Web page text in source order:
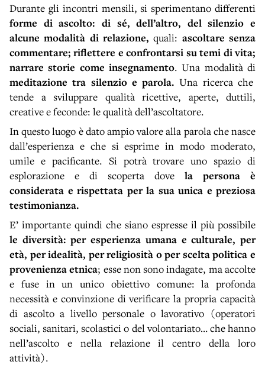
Durante gli incontri mensili, si sperimentano differenti
forme di ascolto: di sé, dell’altro, del silenzio e
alcune modalità di relazione,quali: ascoltare senza
commentare; riflettere e confrontarsi su temi di vita;
narrare storie come insegnamento. Una modalità di
meditazione tra silenzio e parola.Una ricerca che
tende a sviluppare qualità ricettive, aperte, duttili,
creative e feconde: le qualità dell’ascoltatore.
In questo luogo è dato ampio valore alla parola che nasce
dall’esperienza e che si esprime in modo moderato,
umile e pacificante. Si potrà trovare uno spazio di
esplorazione e di scoperta dove la persona è
considerata e rispettata per la sua unica e preziosa
testimonianza.
E’ importante quindi che siano espresse il più possibile
le diversità: per esperienza umana e culturale, per
età, per idealità, per religiosità o per scelta politica e
provenienza etnica; esse non sono indagate, ma accolte
e fuse in un unico obiettivo comune: la profonda
necessità e convinzione di verificare la propria capacità
di ascolto a livello personale o lavorativo (operatori
sociali, sanitari, scolastici o del volontariato… che hanno
nell’ascolto e nella relazione il centro della loro
attività).